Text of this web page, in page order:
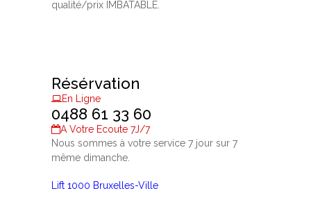
qualité/prix IMBATABLE.
Résérvation
En Ligne
0488 61 33 60
A Votre Ecoute 7J/7
Nous sommes à votre service 7 jour sur 7
même dimanche.
Lift 1000 Bruxelles-Ville